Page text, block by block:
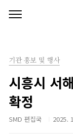
기관 홍보 및 행사
시흥시 서
확정
SMD 편집국 2025.